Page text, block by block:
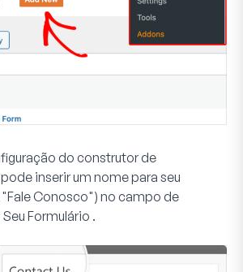
do construtor de
inserir um nome para seu
Conosco") no campo de
Formulário .